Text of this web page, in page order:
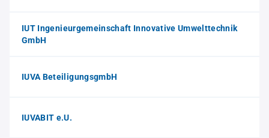
IUT Ingenieurgemeinschaft Innovative Umwelttechnik
GmbH
IUVA BeteiligungsgmbH
IUVABIT e.U.